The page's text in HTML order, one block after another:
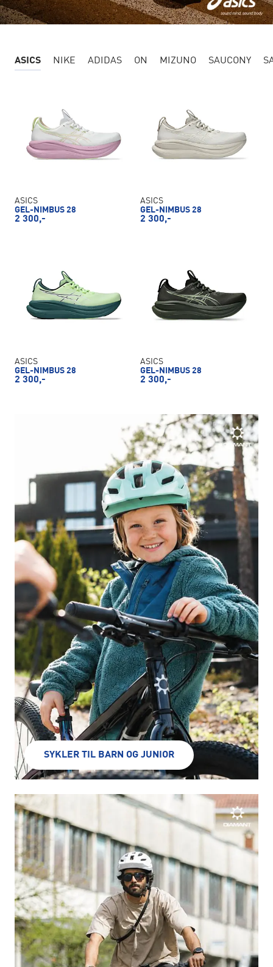
ASICS NIKE ADIDAS ON MIZUNO SAUCONY
ASICS
GEL-NIMBUS 28
2 300,-
ASICS
GEL-NIMBUS 28
2 300,-
ASICS
GEL-NIMBUS 28
2 300,-
ASICS
GEL-NIMBUS 28
2 300,-
SYKLER TIL BARN OG JUNIOR